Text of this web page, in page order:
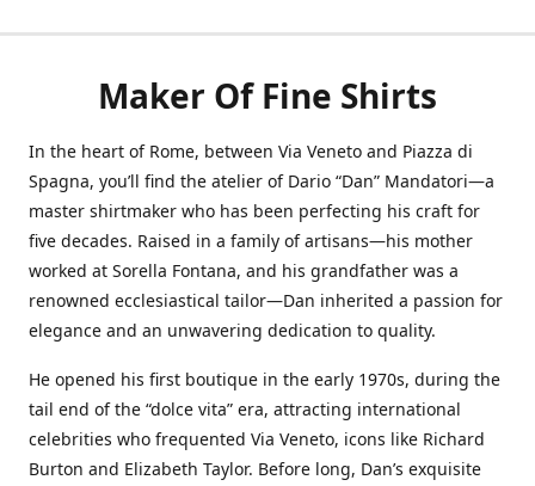
Maker Of Fine Shirts
In the heart of Rome, between Via Veneto and Piazza di
Spagna, you’ll find the atelier of Dario “Dan” Mandatori—a
master shirtmaker who has been perfecting his craft for
five decades. Raised in a family of artisans—his mother
worked at Sorella Fontana, and his grandfather was a
renowned ecclesiastical tailor—Dan inherited a passion for
elegance and an unwavering dedication to quality.
He opened his first boutique in the early 1970s, during the
tail end of the “dolce vita” era, attracting international
celebrities who frequented Via Veneto, icons like Richard
Burton and Elizabeth Taylor. Before long, Dan’s exquisite